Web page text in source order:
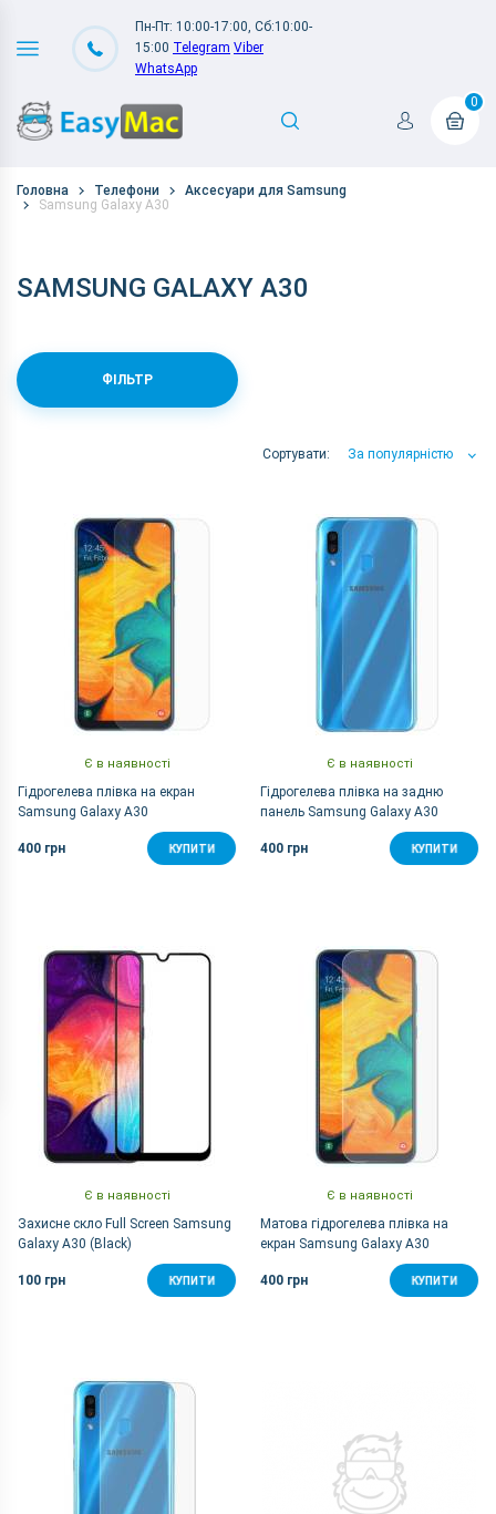
Пн-Пт: 10:00-17:00, Сб:10:00-
15:00 Telegram Viber
WhatsApp
0
Головна Телефони
Аксесуари для Samsung
Samsung Galaxy A30
SAMSUNG GALAXY A30
ФІЛЬТР
Сортувати: За популярністю
За популярністю
Є в наявності
Гідрогелева плівка на екран
Samsung Galaxy A30
400 грн КУПИТИ
Є в наявності
Гідрогелева плівка на задню
панель Samsung Galaxy A30
400 грн КУПИТИ
Є в наявності
Захисне скло Full Screen Samsung
Galaxy A30 (Black)
100 грн КУПИТИ
Є в наявності
Матова гідрогелева плівка на
екран Samsung Galaxy A30
400 грн КУПИТИ